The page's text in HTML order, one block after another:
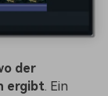
der
ergibt. Ein